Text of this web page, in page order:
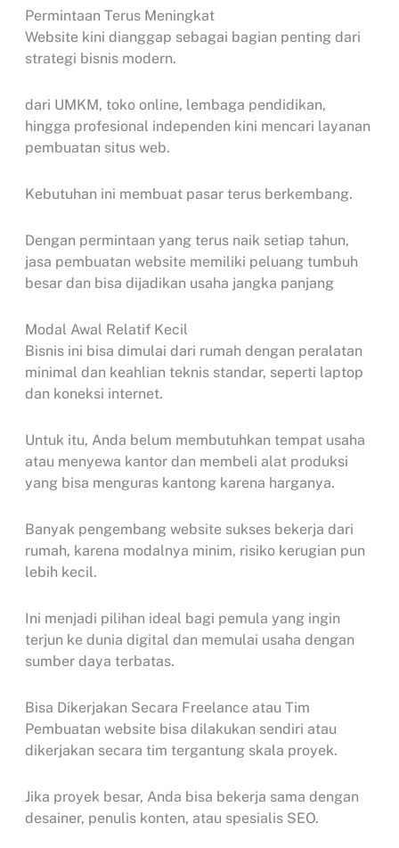
Permintaan Terus Meningkat
Website kini dianggap sebagai bagian penting dari
strategi bisnis modern.
dari UMKM, toko online, lembaga pendidikan,
hingga profesional independen kini mencari layanan
pembuatan situs web.
Kebutuhan ini membuat pasar terus berkembang.
Dengan permintaan yang terus naik setiap tahun,
jasa pembuatan website memiliki peluang tumbuh
besar dan bisa dijadikan usaha jangka panjang
Modal Awal Relatif Kecil
Bisnis ini bisa dimulai dari rumah dengan peralatan
minimal dan keahlian teknis standar, seperti laptop
dan koneksi internet.
Untuk itu, Anda belum membutuhkan tempat usaha
atau menyewa kantor dan membeli alat produksi
yang bisa menguras kantong karena harganya.
Banyak pengembang website sukses bekerja dari
rumah, karena modalnya minim, risiko kerugian pun
lebih kecil.
Ini menjadi pilihan ideal bagi pemula yang ingin
terjun ke dunia digital dan memulai usaha dengan
sumber daya terbatas.
Bisa Dikerjakan Secara Freelance atau Tim
Pembuatan website bisa dilakukan sendiri atau
dikerjakan secara tim tergantung skala proyek.
Jika proyek besar, Anda bisa bekerja sama dengan
desainer, penulis konten, atau spesialis SEO.